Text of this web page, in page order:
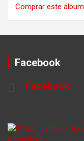
Comprar este álbum
Facebook
Facebook